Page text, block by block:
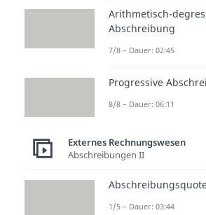
Geschäftsvorfall
➡️Beispiel 4:
Arithmetisch-
Abschreibung
7/8 – Dauer: 02:45
Progressive
8/8 – Dauer: 06:11
Externes Rechnungswesen
Abschreibungen II
1/5 – Dauer: 03:44